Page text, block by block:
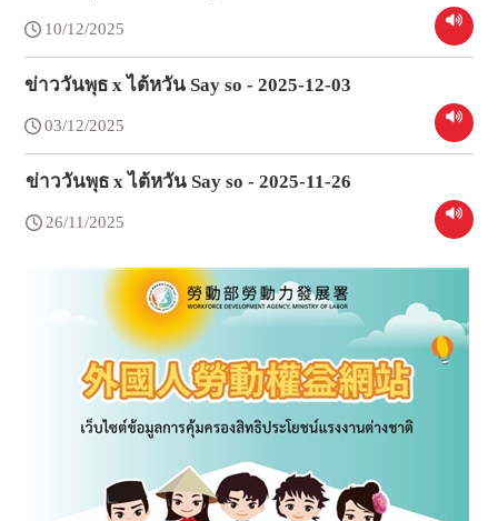
10/12/2025
ข่าววันพุธ x ไต้หวัน Say so - 2025-12-03
03/12/2025
ข่าววันพุธ x ไต้หวัน Say so - 2025-11-26
26/11/2025